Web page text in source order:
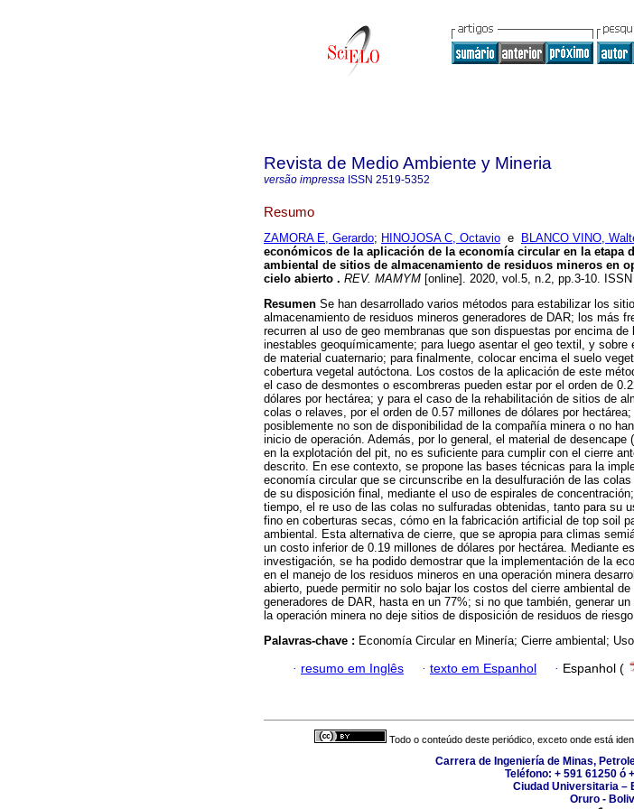
Revista de Medio Ambiente y Mineria
versão impressa ISSN 2519-5352
Resumo
ZAMORA E, Gerardo; HINOJOSA C, Octavio e BLANCO VINO,
económicos de la aplicación de la economía circular en la etapa
ambiental de sitios de almacenamiento de residuos mineros en
cielo abierto . REV. MAMYM [online]. 2020, vol.5, n.2, pp.3-10. ISSN
Resumen Se han desarrollado varios métodos para estabilizar los
almacenamiento de residuos mineros generadores de DAR; los más
recurren al uso de geo membranas que son dispuestas por encima de
inestables geoquímicamente; para luego asentar el geo textil, y sobre
de material cuaternario; para finalmente, colocar encima el suelo
cobertura vegetal autóctona. Los costos de la aplicación de este
el caso de desmontes o escombreras pueden estar por el orden de
dólares por hectárea; y para el caso de la rehabilitación de sitios de
colas o relaves, por el orden de 0.57 millones de dólares por
posiblemente no son de disponibilidad de la compañía minera o no
inicio de operación. Además, por lo general, el material de desencape
en la explotación del pit, no es suficiente para cumplir con el cierre
descrito. En ese contexto, se propone las bases técnicas para la
economía circular que se circunscribe en la desulfuración de las
de su disposición final, mediante el uso de espirales de
tiempo, el re uso de las colas no sulfuradas obtenidas, tanto para su
fino en coberturas secas, cómo en la fabricación artificial de top soil
ambiental. Esta alternativa de cierre, que se apropia para climas
un costo inferior de 0.19 millones de dólares por hectárea. Mediante
investigación, se ha podido demostrar que la implementación de la
en el manejo de los residuos mineros en una operación minera
abierto, puede permitir no solo bajar los costos del cierre ambiental
generadores de DAR, hasta en un 77%; si no que también, generar
la operación minera no deje sitios de disposición de residuos de
Palavras-chave : Economía Circular en Minería; Cierre ambiental;
· resumo em Inglês · texto em Espanhol · Espanhol (
Todo o conteúdo deste periódico, exceto onde está
Carrera de Ingeniería de Minas,
Teléfono: + 591 61250 ó
Ciudad Universitaria –
Oruro -